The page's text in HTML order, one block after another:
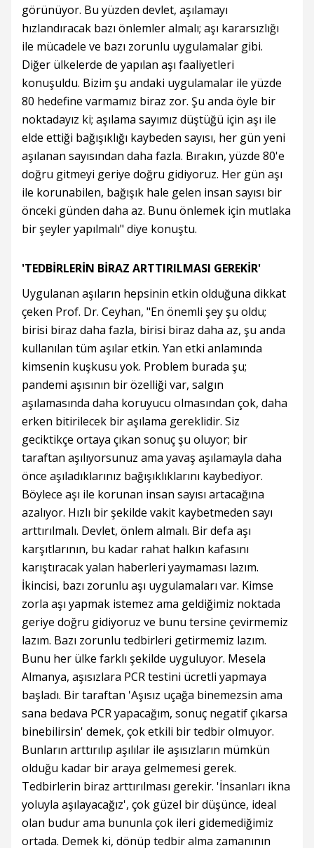
görünüyor. Bu yüzden devlet, aşılamayı
hızlandıracak bazı önlemler almalı; aşı kararsızlığı
ile mücadele ve bazı zorunlu uygulamalar gibi.
Diğer ülkelerde de yapılan aşı faaliyetleri
konuşuldu. Bizim şu andaki uygulamalar ile yüzde
80 hedefine varmamız biraz zor. Şu anda öyle bir
noktadayız ki; aşılama sayımız düştüğü için aşı ile
elde ettiği bağışıklığı kaybeden sayısı, her gün yeni
aşılanan sayısından daha fazla. Bırakın, yüzde 80'e
doğru gitmeyi geriye doğru gidiyoruz. Her gün aşı
ile korunabilen, bağışık hale gelen insan sayısı bir
önceki günden daha az. Bunu önlemek için mutlaka
bir şeyler yapılmalı" diye konuştu.
'TEDBİRLERİN BİRAZ ARTTIRILMASI GEREKİR'
Uygulanan aşıların hepsinin etkin olduğuna dikkat
çeken Prof. Dr. Ceyhan, "En önemli şey şu oldu;
birisi biraz daha fazla, birisi biraz daha az, şu anda
kullanılan tüm aşılar etkin. Yan etki anlamında
kimsenin kuşkusu yok. Problem burada şu;
pandemi aşısının bir özelliği var, salgın
aşılamasında daha koruyucu olmasından çok, daha
erken bitirilecek bir aşılama gereklidir. Siz
geciktikçe ortaya çıkan sonuç şu oluyor; bir
taraftan aşılıyorsunuz ama yavaş aşılamayla daha
önce aşıladıklarınız bağışıklıklarını kaybediyor.
Böylece aşı ile korunan insan sayısı artacağına
azalıyor. Hızlı bir şekilde vakit kaybetmeden sayı
arttırılmalı. Devlet, önlem almalı. Bir defa aşı
karşıtlarının, bu kadar rahat halkın kafasını
karıştıracak yalan haberleri yaymaması lazım.
İkincisi, bazı zorunlu aşı uygulamaları var. Kimse
zorla aşı yapmak istemez ama geldiğimiz noktada
geriye doğru gidiyoruz ve bunu tersine çevirmemiz
lazım. Bazı zorunlu tedbirleri getirmemiz lazım.
Bunu her ülke farklı şekilde uyguluyor. Mesela
Almanya, aşısızlara PCR testini ücretli yapmaya
başladı. Bir taraftan 'Aşısız uçağa binemezsin ama
sana bedava PCR yapacağım, sonuç negatif çıkarsa
binebilirsin' demek, çok etkili bir tedbir olmuyor.
Bunların arttırılıp aşılılar ile aşısızların mümkün
olduğu kadar bir araya gelmemesi gerek.
Tedbirlerin biraz arttırılması gerekir. 'İnsanları ikna
yoluyla aşılayacağız', çok güzel bir düşünce, ideal
olan budur ama bununla çok ileri gidemediğimiz
ortada. Demek ki, dönüp tedbir alma zamanının